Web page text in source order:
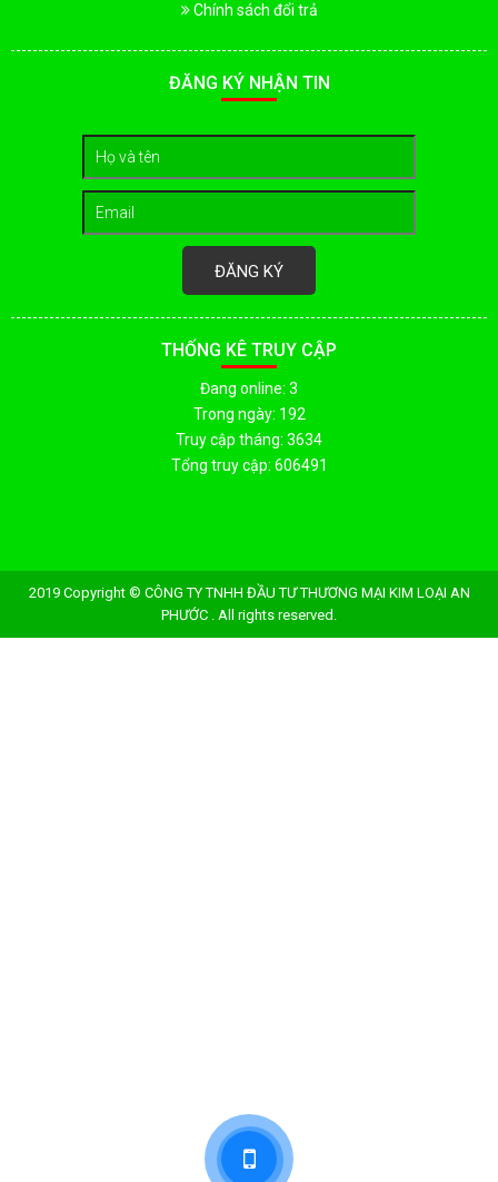
Chính sách đổi trả
ĐĂNG KÝ NHẬN TIN
ĐĂNG KÝ
THỐNG KÊ TRUY CẬP
Đang online: 3
Trong ngày: 192
Truy cập tháng: 3634
Tổng truy cập: 606491
2019 Copyright © CÔNG TY TNHH ĐẦU TƯ THƯƠNG MẠI KIM LOẠI AN
PHƯỚC . All rights reserved.